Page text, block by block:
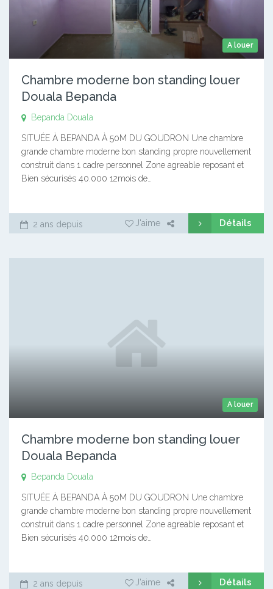
A louer
Chambre moderne bon standing louer
Douala Bepanda
Bepanda Douala
SITUÉE À BEPANDA À 50M DU GOUDRON Une chambre
grande chambre moderne bon standing propre nouvellement
construit dans 1 cadre personnel Zone agreable reposant et
Bien sécurisés 40.000 12mois de…
2 ans depuis J'aime Détails
A louer
Chambre moderne bon standing louer
Douala Bepanda
Bepanda Douala
SITUÉE À BEPANDA À 50M DU GOUDRON Une chambre
grande chambre moderne bon standing propre nouvellement
construit dans 1 cadre personnel Zone agreable reposant et
Bien sécurisés 40.000 12mois de…
2 ans depuis J'aime Détails